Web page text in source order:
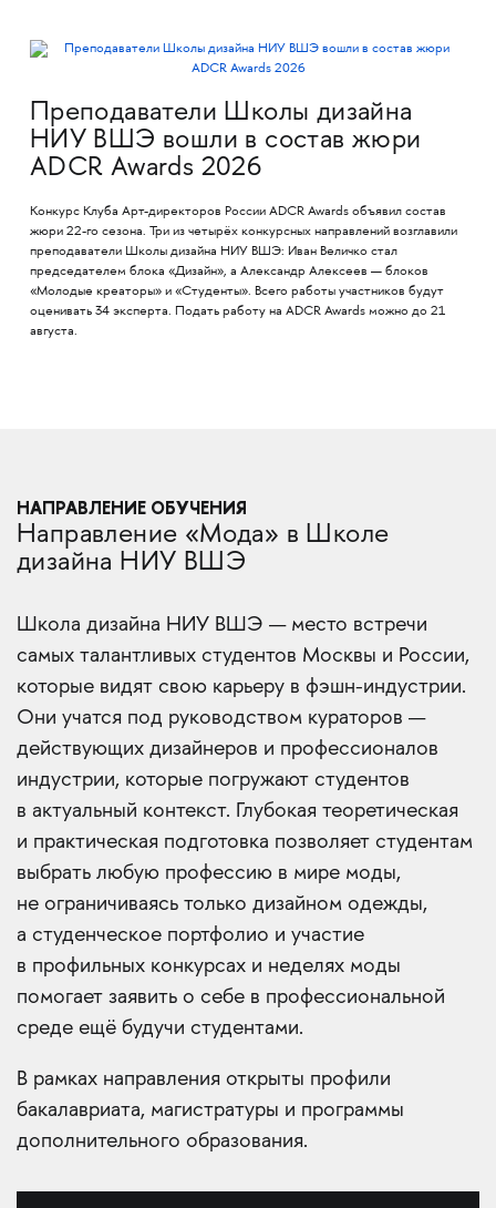
Преподаватели Школы дизайна
НИУ ВШЭ вошли в состав жюри
ADCR Awards 2026
Конкурс Клуба Арт-директоров России ADCR Awards объявил состав
жюри 22-го сезона. Три из четырёх конкурсных направлений возглавили
преподаватели Школы дизайна НИУ ВШЭ: Иван Величко стал
председателем блока «Дизайн», а Александр Алексеев — блоков
«Молодые креаторы» и «Студенты». Всего работы участников будут
оценивать 34 эксперта. Подать работу на ADCR Awards можно до 21
августа.
НАПРАВЛЕНИЕ ОБУЧЕНИЯ
Направление «Мода» в Школе
дизайна НИУ ВШЭ
Школа дизайна НИУ ВШЭ — место встречи
самых талантливых студентов Москвы и России,
которые видят свою карьеру в фэшн-индустрии.
Они учатся под руководством кураторов —
действующих дизайнеров и профессионалов
индустрии, которые погружают студентов
в актуальный контекст. Глубокая теоретическая
и практическая подготовка позволяет студентам
выбрать любую профессию в мире моды,
не ограничиваясь только дизайном одежды,
а студенческое портфолио и участие
в профильных конкурсах и неделях моды
помогает заявить о себе в профессиональной
среде ещё будучи студентами.
В рамках направления открыты профили
бакалавриата, магистратуры и программы
дополнительного образования.